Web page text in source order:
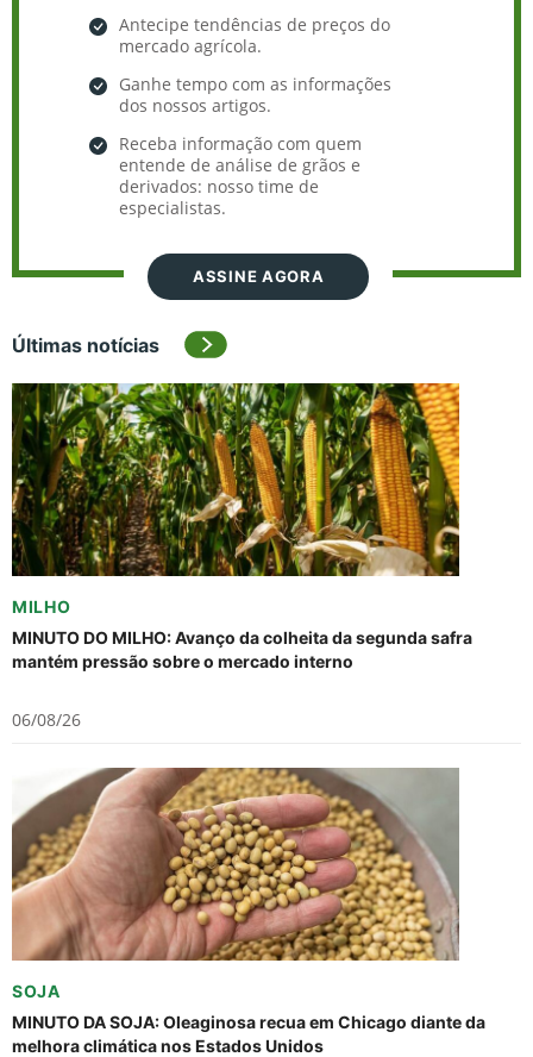
Antecipe tendências de preços do
mercado agrícola.
Ganhe tempo com as informações
dos nossos artigos.
Receba informação com quem
entende de análise de grãos e
derivados: nosso time de
especialistas.
ASSINE AGORA
Últimas notícias
MILHO
MINUTO DO MILHO: Avanço da colheita da segunda safra
mantém pressão sobre o mercado interno
06/08/26
SOJA
MINUTO DA SOJA: Oleaginosa recua em Chicago diante da
melhora climática nos Estados Unidos